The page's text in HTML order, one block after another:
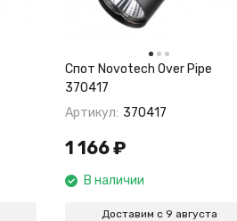
Спот Novotech Over Pipe
370417
Артикул: 370417
1 166₽
В наличии
Доставим с 9 августа